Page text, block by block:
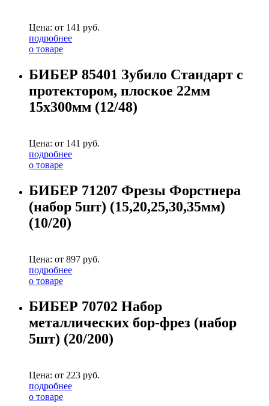
Цена: от 141 руб.
подробнее
о товаре
БИБЕР 85401 Зубило Стандарт с
протектором, плоское 22мм
15х300мм (12/48)
Цена: от 141 руб.
подробнее
о товаре
БИБЕР 71207 Фрезы Форстнера
(набор 5шт) (15,20,25,30,35мм)
(10/20)
Цена: от 897 руб.
подробнее
о товаре
БИБЕР 70702 Набор
металлических бор-фрез (набор
5шт) (20/200)
Цена: от 223 руб.
подробнее
о товаре